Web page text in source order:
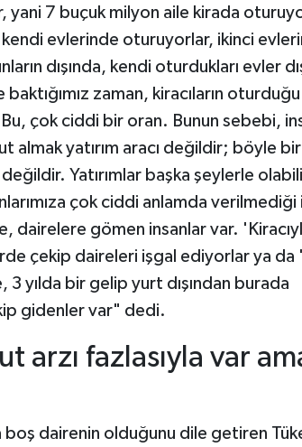
yani 7 buçuk milyon aile kirada
evlerinde oturuyorlar, ikinci
dışında, kendi oturdukları evler
zaman, kiracıların oturduğu
Bu, çok ciddi bir oran. Bunun sebebi,
almak yatırım aracı değildir; böyle
Yatırımlar başka şeylerle
çok ciddi anlamda verilmediği
dairelere gömen insanlar var.
çekip daireleri işgal ediyorlar ya da
yılda bir gelip yurt dışından burada
gidenler var" dedi.
arzı fazlasıyla var
dairenin olduğunu dile getiren